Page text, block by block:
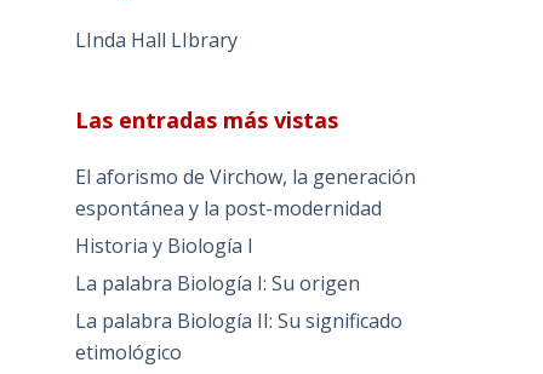
LInda Hall LIbrary
Las entradas más vistas
El aforismo de Virchow, la generación
espontánea y la post-modernidad
Historia y Biología I
La palabra Biología I: Su origen
La palabra Biología II: Su significado
etimológico